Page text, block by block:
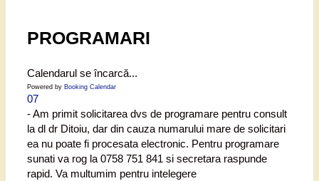
PROGRAMARI
Calendarul se încarcă...
Powered by Booking Calendar
07
- Am primit solicitarea dvs de programare pentru consult
la dl dr Ditoiu, dar din cauza numarului mare de solicitari
ea nu poate fi procesata electronic. Pentru programare
sunati va rog la 0758 751 841 si secretara raspunde
rapid. Va multumim pentru intelegere